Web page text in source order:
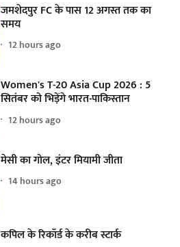
जमशेदपुर FC के पास 12 अगस्त तक का
समय
12 hours ago
Women's T-20 Asia Cup 2026 : 5
सितंबर को भिड़ेंगे भारत-पाकिस्तान
12 hours ago
मेसी का गोल, इंटर मियामी जीता
14 hours ago
कपिल के रिकॉर्ड के करीब स्टार्क